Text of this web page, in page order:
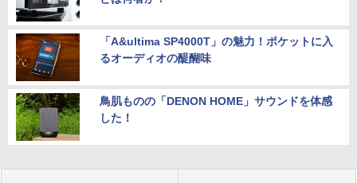
「A&ultima SP4000T」の魅力！ポケットに入
るオーディオの醍醐味
鳥肌ものの「DENON HOME」サウンドを体感
した！